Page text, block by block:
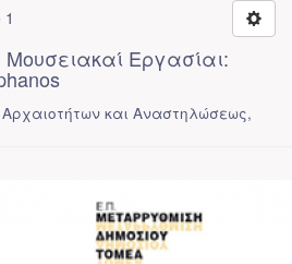
Εργασίαι:
και Αναστηλώσεως,